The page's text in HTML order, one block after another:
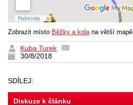
Zobrazit místo Běžky a kolana větší mapě
Kuba Turek
30/8/2018
SDÍLEJ:
Diskuze k článku